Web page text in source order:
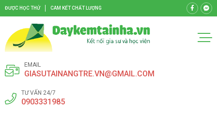
ĐƯỢC HỌC THỬ CAM KẾT CHẤT LƯỢNG
EMAIL
GIASUTAINANGTRE.VN@GMAIL.COM
TƯ VẤN 24/7
0903331985